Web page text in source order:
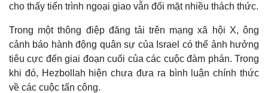
cho thấy tiến trình ngoại giao vẫn đối mặt nhiều thách thức.
Trong một thông điệp đăng tải trên mạng xã hội X, ông
cảnh báo hành động quân sự của Israel có thể ảnh hưởng
tiêu cực đến giai đoạn cuối của các cuộc đàm phán. Trong
khi đó, Hezbollah hiện chưa đưa ra bình luận chính thức
về các cuộc tấn công.